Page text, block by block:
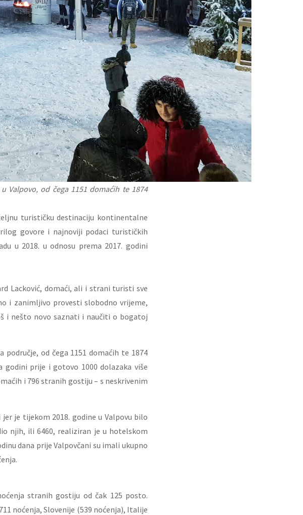
Valpovo, od čega 1151 domaćih te 1874
turističku destinaciju kontinentalne
govore i najnoviji podaci turističkih
u 2018. u odnosu prema 2017. godini
Lacković, domaći, ali i strani turisti sve
i zanimljivo provesti slobodno vrijeme,
i nešto novo saznati i naučiti o bogatoj
od čega 1151 domaćih te 1874
prije i gotovo 1000 dolazaka više
i 796 stranih gostiju – s neskrivenim
je tijekom 2018. godine u Valpovu bilo
njih, ili 6460, realiziran je u hotelskom
dana prije Valpovčani su imali ukupno
stranih gostiju od čak 125 posto.
noćenja, Slovenije (539 noćenja), Italije